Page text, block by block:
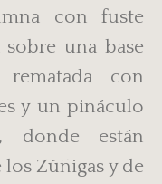
con fuste
una base
rematada con
y un pináculo
donde están
Zúñigas y de